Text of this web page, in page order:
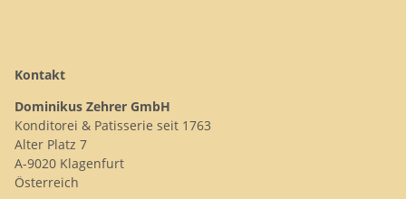
Kontakt
Dominikus Zehrer GmbH
Konditorei & Patisserie seit 1763
Alter Platz 7
A-9020 Klagenfurt
Österreich